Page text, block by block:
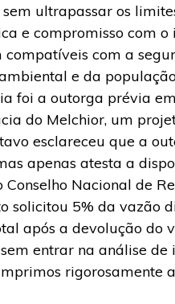
ultrapassar os
e compromisso com o
com a
e da
foi a outorga prévia
do Melchior, um
esclareceu que a
apenas atesta a
Nacional de
solicitou 5% da vazão
após a devolução do
entrar na análise
rigorosamente